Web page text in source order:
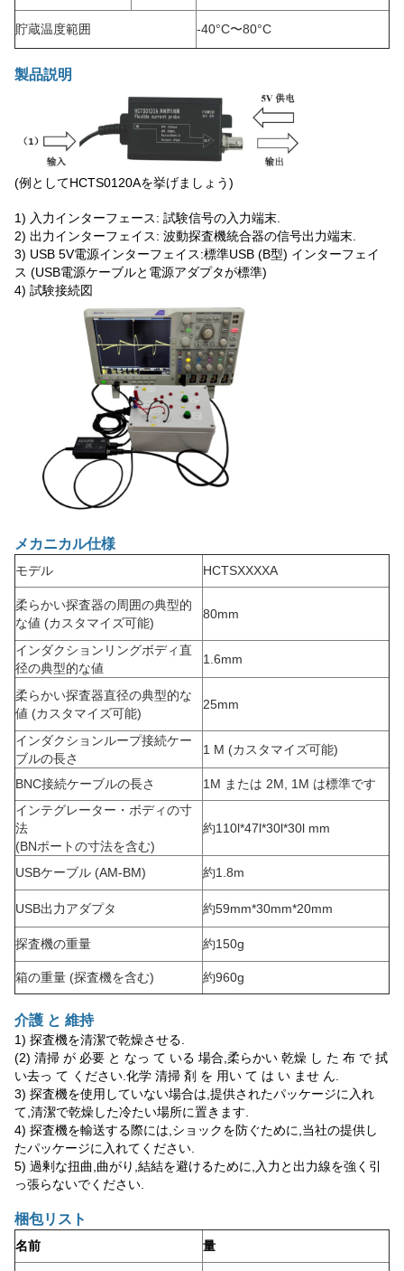
貯蔵温度範囲 -40°C〜80°C
製品説明
(例としてHCTS0120Aを挙げましょう)
1) 入力インターフェース: 試験信号の入力端末.
2) 出力インターフェイス: 波動探査機統合器の信号出力端末.
3) USB 5V電源インターフェイス:標準USB (B型) インターフェイ
ス (USB電源ケーブルと電源アダプタが標準)
4) 試験接続図
メカニカル仕様
モデル HCTSXXXXA
柔らかい探査器の周囲の典型的
な値 (カスタマイズ可能)
80mm
インダクションリングボディ直
径の典型的な値
1.6mm
柔らかい探査器直径の典型的な
値 (カスタマイズ可能)
25mm
インダクションループ接続ケー
ブルの長さ
1 M (カスタマイズ可能)
BNC接続ケーブルの長さ
1M または 2M, 1M は標準です
インテグレーター・ボディの寸
法
(BNポートの寸法を含む)
約110l*47l*30l*30l mm
USBケーブル (AM-BM) 約1.8m
USB出力アダプタ 約59mm*30mm*20mm
探査機の重量 約150g
箱の重量 (探査機を含む) 約960g
介護 と 維持
1) 探査機を清潔で乾燥させる.
(2) 清掃 が 必要 と なっ て いる 場合,柔らかい 乾燥 し た 布 で 拭
い去っ て ください.化学 清掃 剤 を 用い て は い ませ ん.
3) 探査機を使用していない場合は,提供されたパッケージに入れ
て,清潔で乾燥した冷たい場所に置きます.
4) 探査機を輸送する際には,ショックを防ぐために,当社の提供し
たパッケージに入れてください.
5) 過剰な扭曲,曲がり,結結を避けるために,入力と出力線を強く引
っ張らないでください.
梱包リスト
名前 量